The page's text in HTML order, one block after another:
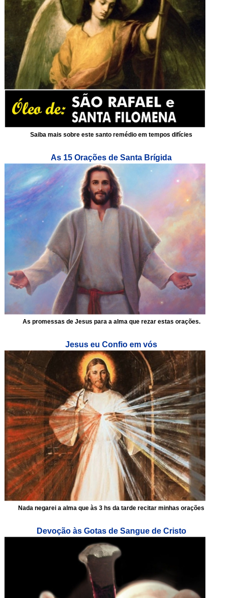
Saiba mais sobre este santo remédio em tempos difícies
As 15 Orações de Santa Brígida
As promessas de Jesus para a alma que rezar estas orações.
Jesus eu Confio em vós
Nada negarei a alma que às 3 hs da tarde recitar minhas orações
Devoção às Gotas de Sangue de Cristo